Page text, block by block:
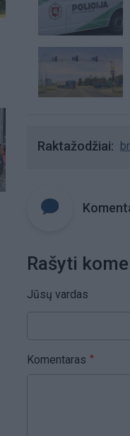
Raktažodžiai
Rašyti
Jūsų vardas
Komentaras